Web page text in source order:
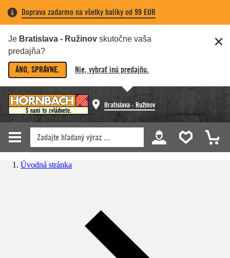
Doprava zadarmo na všetky balíky od 99 EUR
Je Bratislava - Ružinov skutočne vaša
predajňa?
ÁNO, SPRÁVNE. Nie, vybrať inú predajňu.
Bratislava - Ružinov
Úvodná stránka